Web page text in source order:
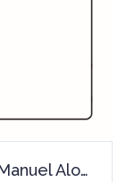
ALONSO CONSTRUCCIONES | Manuel Alonso González